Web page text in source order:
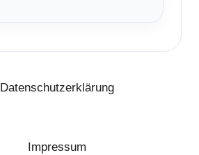
Datenschutzerklärung
Impressum